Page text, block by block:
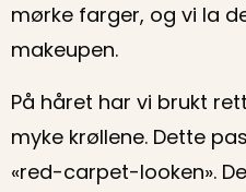
mørke farger, og vi la
makeupen.
På håret har vi brukt
myke krøllene. Dette
«red-carpet-looken».